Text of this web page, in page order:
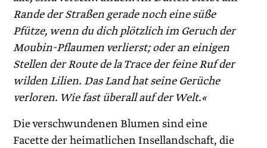
Rande der Straßen gerade noch eine süße
Pfütze, wenn du dich plötzlich im Geruch der
Moubin-Pflaumen verlierst; oder an einigen
Stellen der Route de la Trace der feine Ruf der
wilden Lilien. Das Land hat seine Gerüche
verloren. Wie fast überall auf der Welt.«
Die verschwundenen Blumen sind eine
Facette der heimatlichen Insellandschaft, die